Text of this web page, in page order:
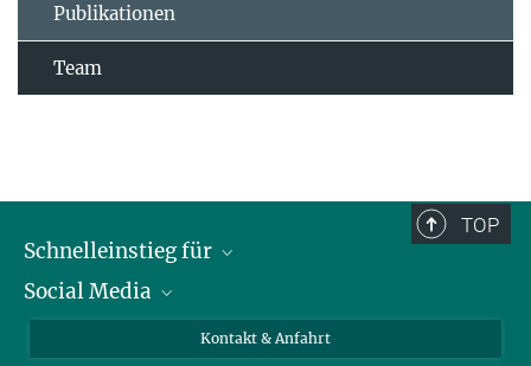
Publikationen
Team
TOP
Schnelleinstieg für
Journalist*innen
Social Media
Kontakt & Anfahrt